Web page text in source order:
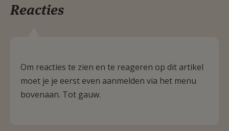
Reacties
Om reacties te zien en te reageren op dit artikel
moet je je eerst even aanmelden via het menu
bovenaan. Tot gauw.